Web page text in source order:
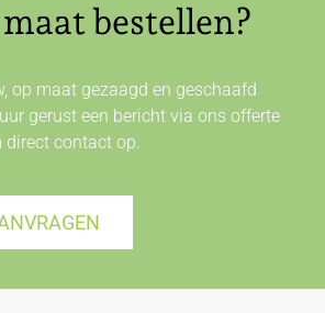
bestellen?
op maat gezaagd en geschaafd
gerust een bericht via ons offerte
direct contactop.